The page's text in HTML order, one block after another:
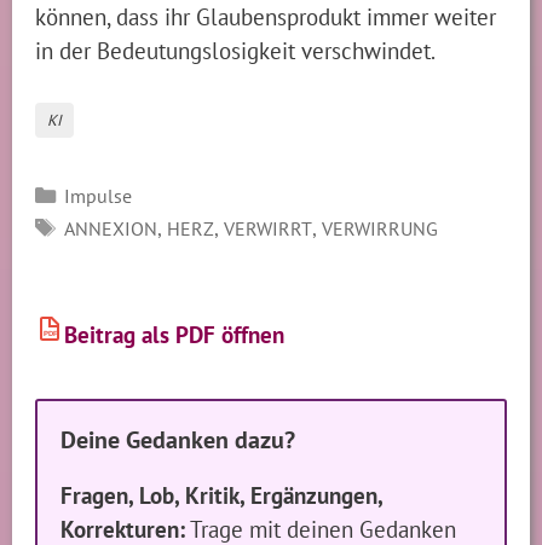
können, dass ihr Glaubensprodukt immer weiter
in der Bedeutungslosigkeit verschwindet.
KI
Kategorien
Impulse
SCHLAGWÖRTER
ANNEXION, HERZ, VERWIRRT, VERWIRRUNG
PDF Beitrag als PDF öffnen
Deine Gedanken dazu?
Fragen, Lob, Kritik, Ergänzungen,
Korrekturen:Trage mit deinen Gedanken